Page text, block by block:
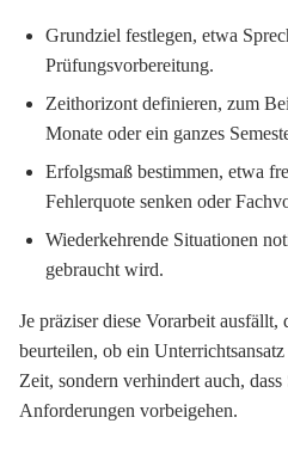
Grundziel festlegen, etwa
Prüfungsvorbereitung.
Zeithorizont definieren, zum
Monate oder ein ganzes
Erfolgsmaß bestimmen, etwa
Fehlerquote senken oder
Wiederkehrende Situationen
gebraucht wird.
Je präziser diese Vorarbeit ausfällt,
beurteilen, ob ein
Zeit, sondern verhindert auch,
Anforderungen vorbeigehen.